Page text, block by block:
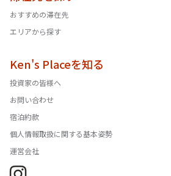
おすすめの滞在先
エリアから探す
Ken's Placeを知る
投資家の皆様へ
お問い合わせ
宿泊約款
個人情報取扱に関する基本姿勢
運営会社